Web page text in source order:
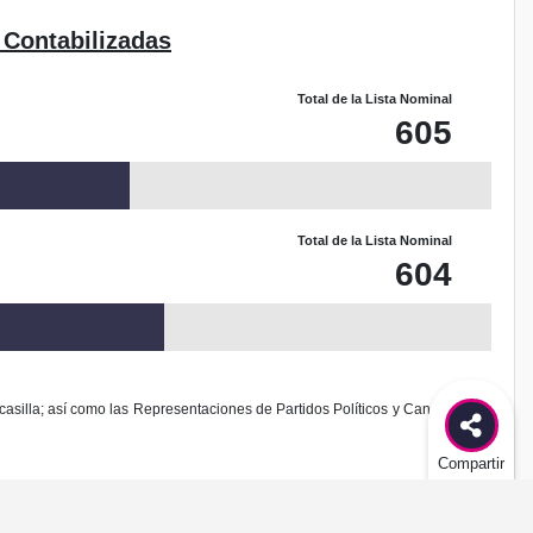
Compartir
Total de la Lista Nominal
605
Total de la Lista Nominal
604
así como las Representaciones de Partidos Políticos y Candidaturas